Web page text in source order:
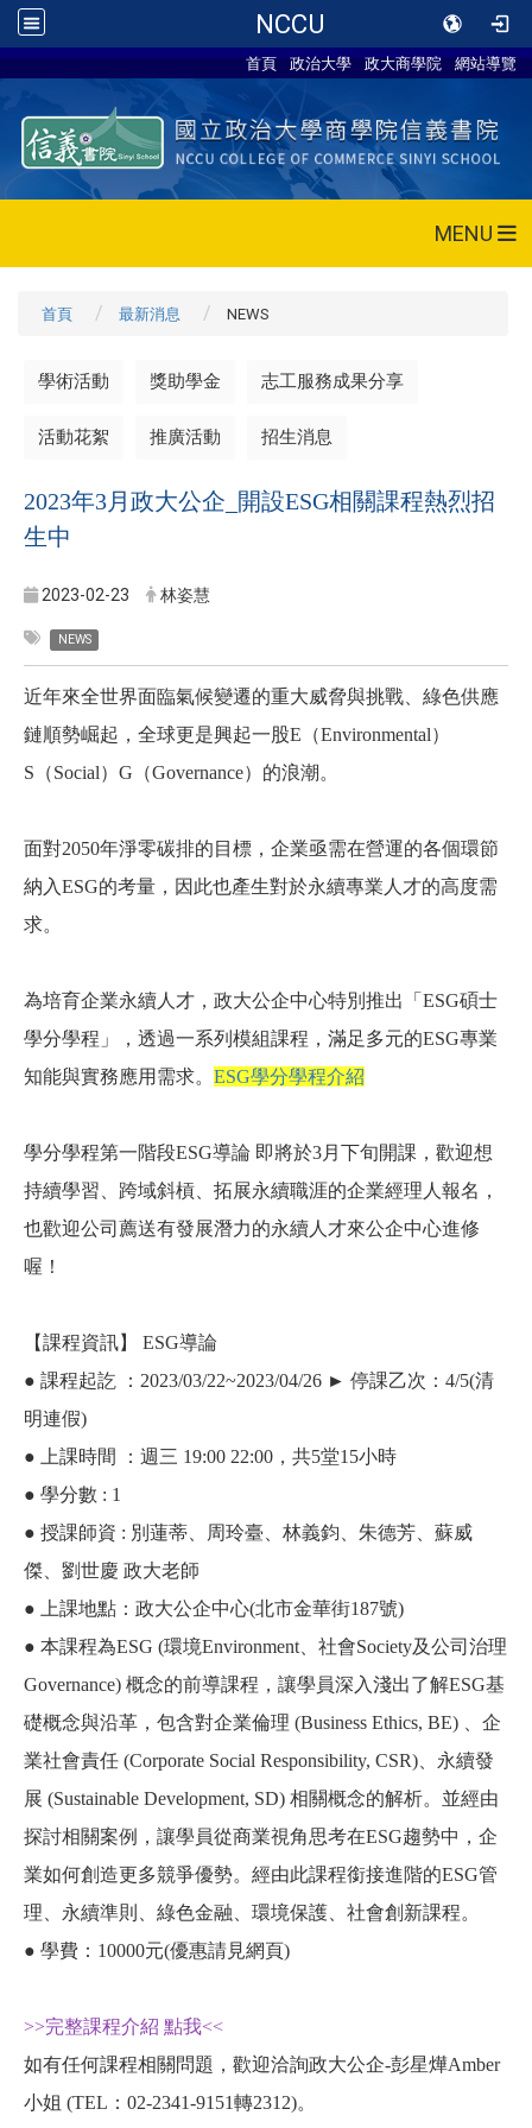
NCCU
首頁 政治大學 政大商學院 網站導覽
MENU
首頁 最新消息 NEWS
學術活動 獎助學金 志工服務成果分享
活動花絮 推廣活動 招生消息
2023年3月政大公企_開設ESG相關課程熱烈招
生中
2023-02-23 林姿慧
NEWS
近年來全世界面臨氣候變遷的重大威脅與挑戰、綠色供應
鏈順勢崛起，全球更是興起一股E（Environmental）
S（Social）G（Governance）的浪潮。
面對2050年淨零碳排的目標，企業亟需在營運的各個環節
納入ESG的考量，因此也產生對於永續專業人才的高度需
求。
為培育企業永續人才，政大公企中心特別推出「ESG碩士
學分學程」，透過一系列模組課程，滿足多元的ESG專業
知能與實務應用需求。 ESG學分學程介紹
學分學程第一階段ESG導論 即將於3月下旬開課，歡迎想
持續學習、跨域斜槓、拓展永續職涯的企業經理人報名，
也歡迎公司薦送有發展潛力的永續人才來公企中心進修
喔！
【課程資訊】 ESG導論
● 課程起訖 ：2023/03/22~2023/04/26 ► 停課乙次：4/5(清
明連假)
● 上課時間 ：週三 19:00 22:00，共5堂15小時
● 學分數 : 1
● 授課師資 : 別蓮蒂、周玲臺、林義鈞、朱德芳、蘇威
傑、劉世慶 政大老師
● 上課地點：政大公企中心(北市金華街187號)
● 本課程為ESG (環境Environment、社會Society及公司治理
Governance) 概念的前導課程，讓學員深入淺出了解ESG基
礎概念與沿革，包含對企業倫理 (Business Ethics, BE) 、企
業社會責任 (Corporate Social Responsibility, CSR)、永續發
展 (Sustainable Development, SD) 相關概念的解析。並經由
探討相關案例，讓學員從商業視角思考在ESG趨勢中，企
業如何創造更多競爭優勢。經由此課程銜接進階的ESG管
理、永續準則、綠色金融、環境保護、社會創新課程。
● 學費：10000元(優惠請見網頁)
>>完整課程介紹 點我<<
如有任何課程相關問題，歡迎洽詢政大公企-彭星燁Amber
小姐 (TEL：02-2341-9151轉2312)。